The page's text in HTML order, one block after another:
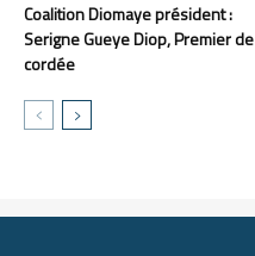
Coalition Diomaye président :
Serigne Gueye Diop, Premier de
cordée